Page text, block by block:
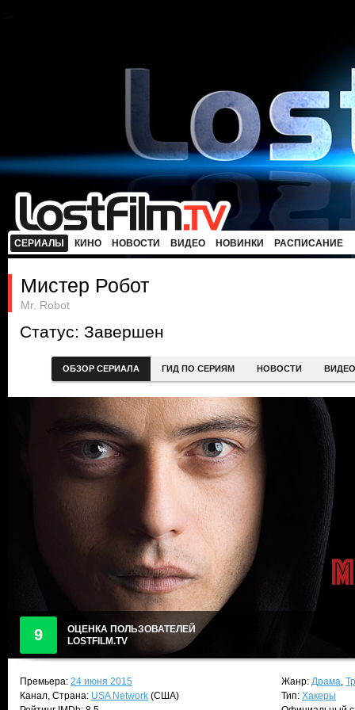
СЕРИАЛЫ КИНО НОВОСТИ ВИДЕО НОВИНКИ РАСПИСАНИЕ
Мистер Робот
Mr. Robot
Статус: Завершен
ОБЗОР СЕРИАЛА ГИД ПО СЕРИЯМ НОВОСТИ ВИДЕО
9
ОЦЕНКА ПОЛЬЗОВАТЕЛЕЙ
LOSTFILM.TV
Премьера: 24 июня 2015
Канал, Страна: USA Network (США)
Жанр: Драма,
Тип: Хакеры